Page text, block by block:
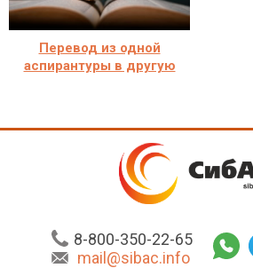
Перевод из одной
аспирантуры в другую
8-800-350-22-65
mail@sibac.info